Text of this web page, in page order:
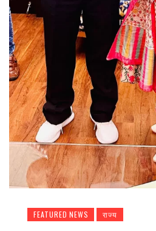
FEATURED NEWS राज्य